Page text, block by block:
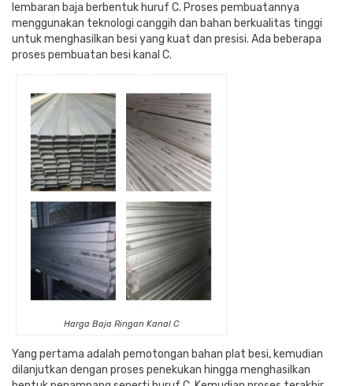
lembaran baja berbentuk huruf C. Proses pembuatannya
menggunakan teknologi canggih dan bahan berkualitas tinggi
untuk menghasilkan besi yang kuat dan presisi. Ada beberapa
proses pembuatan besi kanal C.
Harga Baja Ringan Kanal C
Yang pertama adalah pemotongan bahan plat besi, kemudian
dilanjutkan dengan proses penekukan hingga menghasilkan